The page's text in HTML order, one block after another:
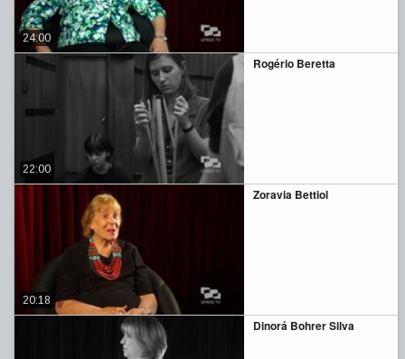
24:00
Rogério Beretta
22:00
Zoravia Bettiol
20:18
Dinorá Bohrer Silva